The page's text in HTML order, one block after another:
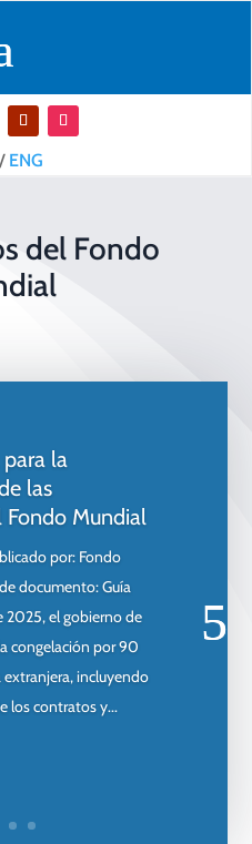
ENG
del Fondo
la
las
Fondo Mundial
por: Fondo
documento: Guía
2025, el gobierno de
congelación por 90
incluyendo
los contratos y...